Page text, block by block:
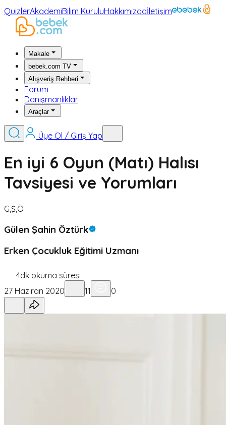
QuizlerAkademiBilim KuruluHakkımızdaİletişim
Makale
bebek.com TV
Alışveriş Rehberi
Forum
Danışmanlıklar
Araçlar
Üye Ol / Giriş Yap
En iyi 6 Oyun (Matı) Halısı
Tavsiyesi ve Yorumları
G,Ş,Ö
Gülen Şahin Öztürk
Erken Çocukluk Eğitimi Uzmanı
4dk okuma süresi
27 Haziran 2020
11 0